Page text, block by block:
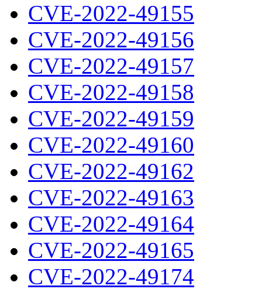
CVE-2022-49155
CVE-2022-49156
CVE-2022-49157
CVE-2022-49158
CVE-2022-49159
CVE-2022-49160
CVE-2022-49162
CVE-2022-49163
CVE-2022-49164
CVE-2022-49165
CVE-2022-49174